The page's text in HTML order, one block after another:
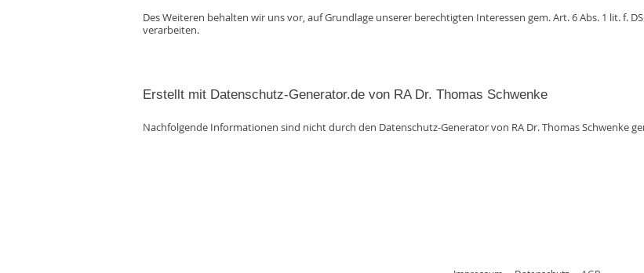
Des Weiteren behalten wir uns vor, auf Grundlage unserer berechtigten Interessen gem. Art. 6 Abs. 1 lit. f.
verarbeiten.
Erstellt mit Datenschutz-Generator.de von RA Dr. Thomas Schwenke
Nachfolgende Informationen sind nicht durch den Datenschutz-Generator von RA Dr. Thomas Schwenke